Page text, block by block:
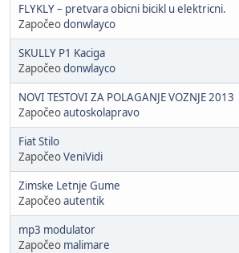
FLYKLY – pretvara obicni bicikl u elektricni.
Započeodonwlayco
SKULLY P1 Kaciga
Započeodonwlayco
NOVI TESTOVI ZA POLAGANJE VOZNJE 2013
Započeoautoskolapravo
Fiat Stilo
ZapočeoVeniVidi
Zimske Letnje Gume
Započeoautentik
mp3 modulator
Započeo malimare